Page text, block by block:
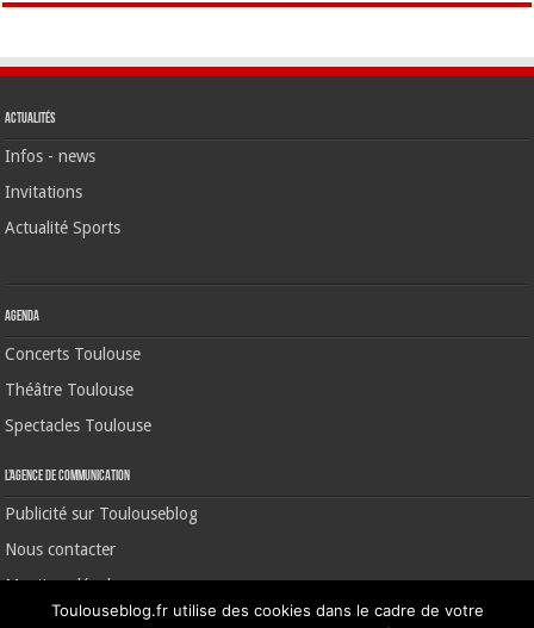
Actualités
Infos - news
Invitations
Actualité Sports
Agenda
Concerts Toulouse
Théâtre Toulouse
Spectacles Toulouse
L’agence de communication
Publicité sur Toulouseblog
Nous contacter
Mentions légales
Toulouseblog.fr utilise des cookies dans le cadre de votre